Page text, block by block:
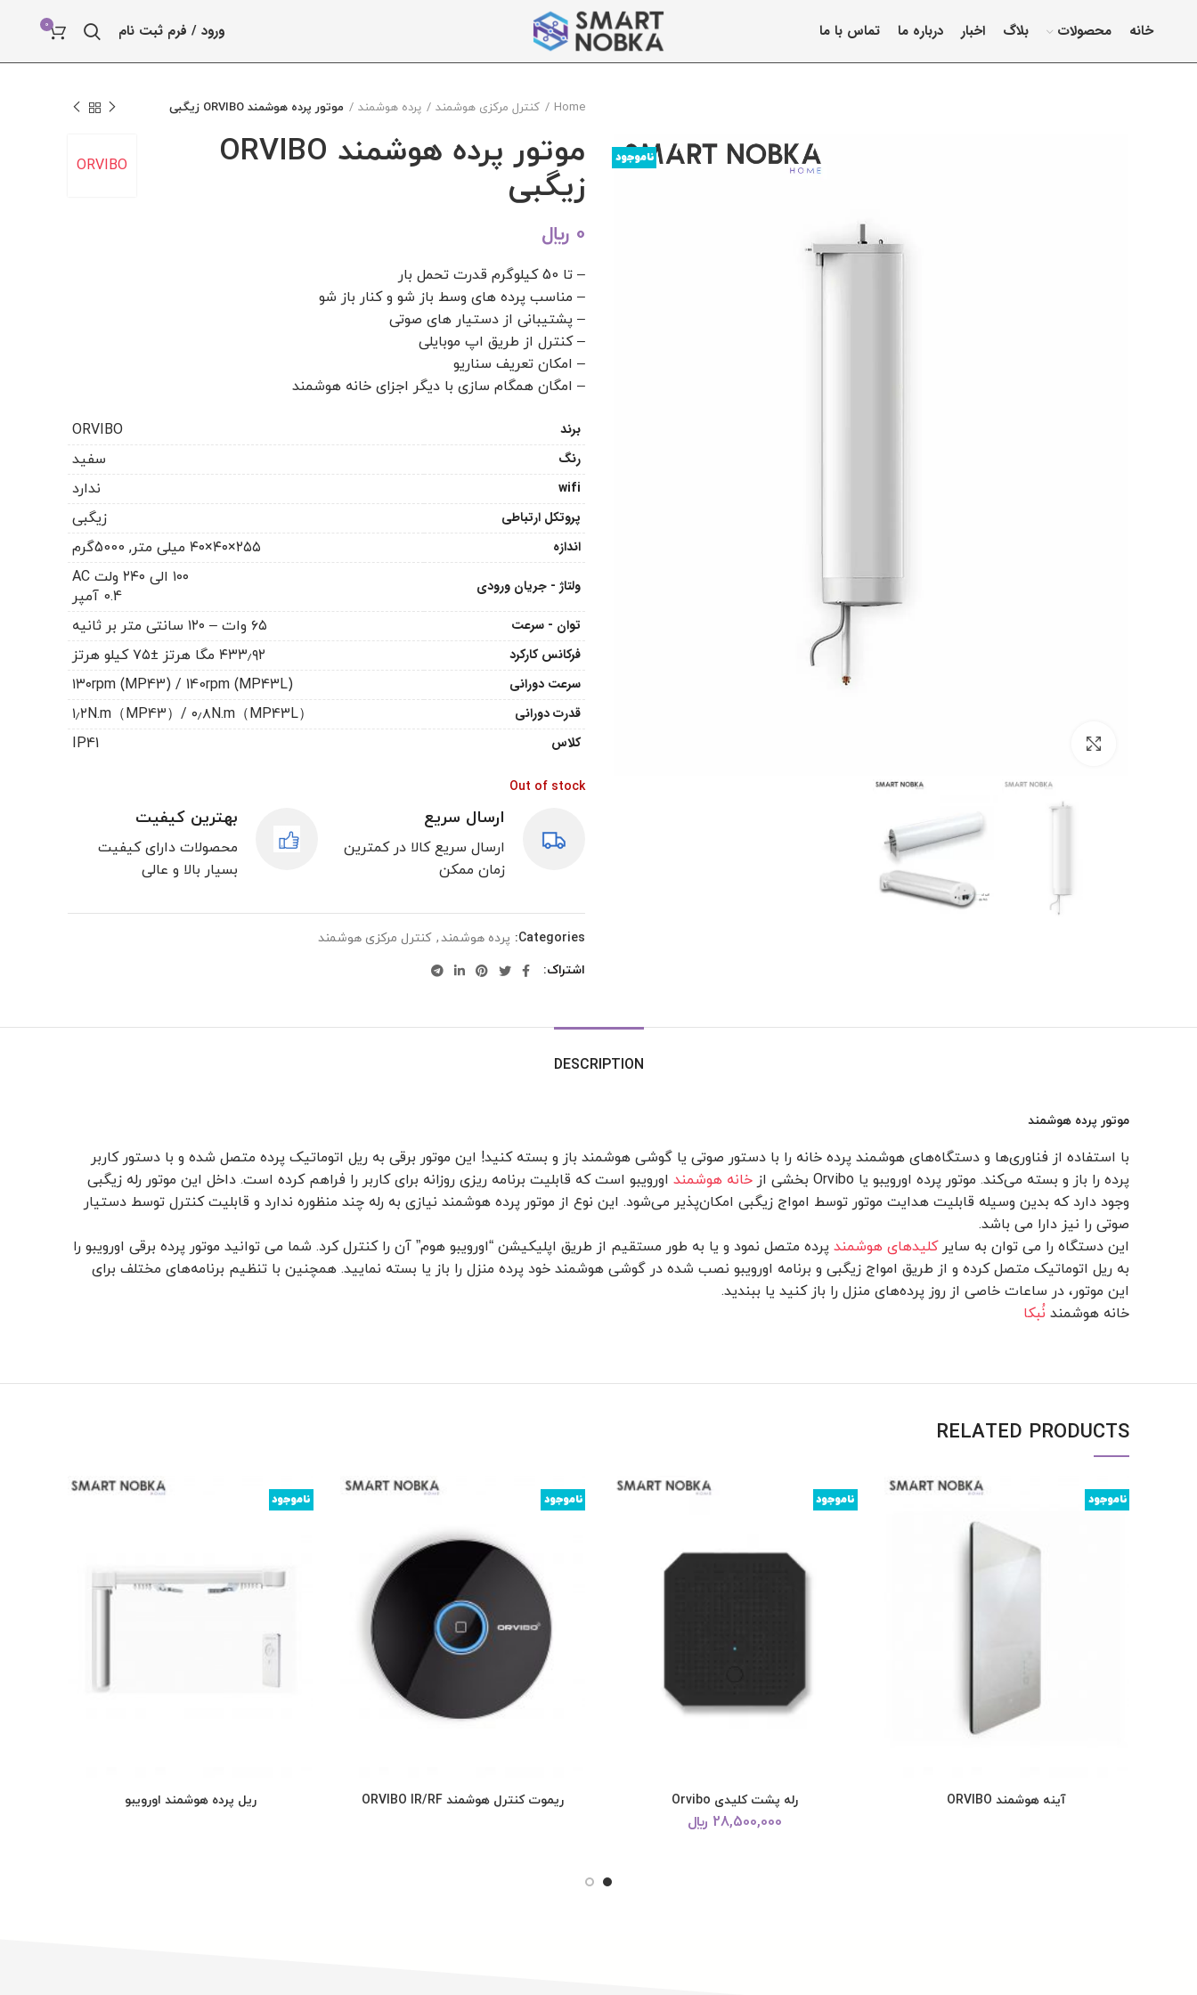
خانه محصولات بلاگ اخبار درباره ما تماس با ما ورود / فرم ثبت نام 0
ناموجود
Home کنترل مرکزی هوشمند پرده هوشمند موتور پرده هوشمند ORVIBO زیگبی
ORVIBO
موتور پرده هوشمند ORVIBO
زیگبی
0 ﷼
– تا 50 کیلوگرم قدرت تحمل بار
– مناسب پرده های وسط باز شو و کنار باز شو
– پشتیبانی از دستیار های صوتی
– کنترل از طریق اپ موبایلی
– امکان تعریف سناریو
– امگان همگام سازی با دیگر اجزای خانه هوشمند
برند
ORVIBO
رنگ
سفید
wifi
ندارد
پروتکل ارتباطی
زیگبی
اندازه
۲۵۵×۴۰×۴۰ میلی متر, 5000گرم
ولتاژ - جریان ورودی
۱۰۰ الی ۲۴۰ ولت AC
0.4 آمپر
توان - سرعت
۶۵ وات – ۱۲۰ سانتی متر بر ثانیه
فرکانس کارکرد
۴۳۳٫۹۲ مگا هرتز ±۷۵ کیلو هرتز
سرعت دورانی
۱۳۰rpm (MP43) / 140rpm (MP43L)
قدرت دورانی
۱٫۲N.m（MP43）/ ۰٫۸N.m（MP43L）
کلاس
IP41
Out of stock
ارسال سریع
ارسال سریع کالا در کمترین
زمان ممکن
بهترین کیفیت
محصولات دارای کیفیت
بسیار بالا و عالی
Categories: پرده هوشمند, کنترل مرکزی هوشمند
اشتراک
DESCRIPTION
موتور پرده هوشمند
با استفاده از فناوری‌ها و دستگاه‌های هوشمند پرده خانه را با دستور صوتی یا گوشی هوشمند باز و بسته کنید! این موتور برقی به ریل اتوماتیک پرده متصل شده و با دستور کاربر
پرده را باز و بسته می‌کند. موتور پرده اورویبو یا Orvibo بخشی از
خانه هوشمند اورویبو است که قابلیت برنامه ریزی روزانه برای کاربر را فراهم کرده است. داخل این موتور رله زیگبی
وجود دارد که بدین وسیله قابلیت هدایت موتور توسط امواج زیگبی امکان‌پذیر می‌شود. این نوع از موتور پرده هوشمند نیازی به رله چند منظوره ندارد و قابلیت کنترل توسط دستیار
صوتی را نیز دارا می باشد.
این دستگاه را می توان به سایرکلیدهای هوشمند پرده متصل نمود و یا به طور مستقیم از طریق اپلیکیشن “اورویبو هوم” آن را کنترل کرد. شما می توانید موتور پرده برقی اورویبو را
به ریل اتوماتیک متصل کرده و از طریق امواج زیگبی و برنامه اورویبو نصب شده در گوشی هوشمند خود پرده منزل را باز یا بسته نمایید. همچنین با تنظیم برنامه‌های مختلف برای
این موتور، در ساعات خاصی از روز پرده‌های منزل را باز کنید یا ببندید.
خانه هوشمند نُبکا
RELATED PRODUCTS
ناموجود
آینه هوشمند ORVIBO
ناموجود
رله پشت کلیدی Orvibo
28,500,000 ﷼
ناموجود
ریموت کنترل هوشمند ORVIBO IR/RF
ناموجود
ریل پرده هوشمند اورویبو